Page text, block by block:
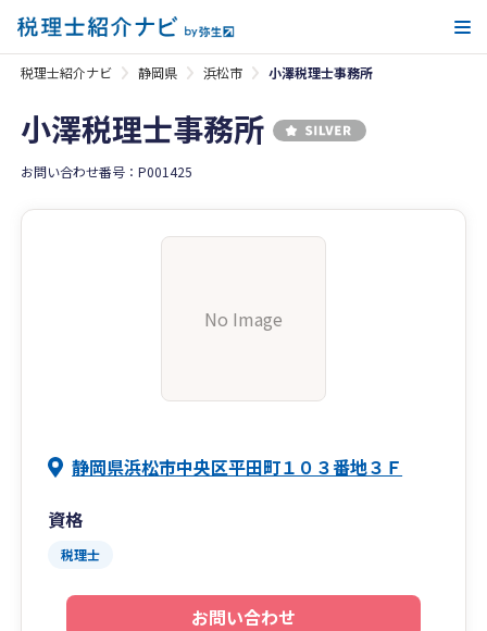
税理士紹介ナビ 静岡県 浜松市 小澤税理士事務所
小澤税理士事務所
お問い合わせ番号：P001425
No Image
静岡県浜松市中央区平田町１０３番地３Ｆ
資格
税理士
お問い合わせ